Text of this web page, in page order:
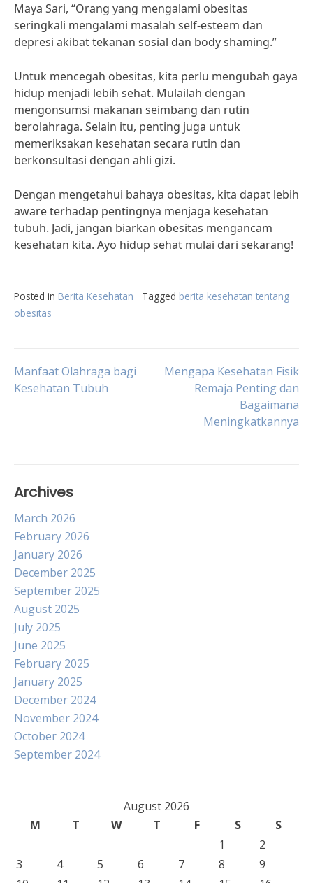
Maya Sari, “Orang yang mengalami obesitas
seringkali mengalami masalah self-esteem dan
depresi akibat tekanan sosial dan body shaming.”
Untuk mencegah obesitas, kita perlu mengubah gaya
hidup menjadi lebih sehat. Mulailah dengan
mengonsumsi makanan seimbang dan rutin
berolahraga. Selain itu, penting juga untuk
memeriksakan kesehatan secara rutin dan
berkonsultasi dengan ahli gizi.
Dengan mengetahui bahaya obesitas, kita dapat lebih
aware terhadap pentingnya menjaga kesehatan
tubuh. Jadi, jangan biarkan obesitas mengancam
kesehatan kita. Ayo hidup sehat mulai dari sekarang!
Posted in Berita Kesehatan Tagged berita kesehatan tentang
obesitas
Post
Manfaat Olahraga bagi
Kesehatan Tubuh
Mengapa Kesehatan Fisik
Remaja Penting dan
Bagaimana
Meningkatkannya
Archives
March 2026
February 2026
January 2026
December 2025
September 2025
August 2025
July 2025
June 2025
February 2025
January 2025
December 2024
November 2024
October 2024
September 2024
August 2026
M
T W T F S
S
1
2
3
4 5 6 7 8
9